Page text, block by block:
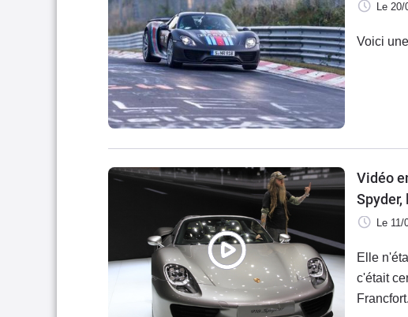
Le 20/
Voici
Vidéo
Spyder,
Le 11/
Elle
c'était